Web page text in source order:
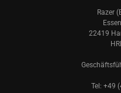
Razer
22419
Tel: +49